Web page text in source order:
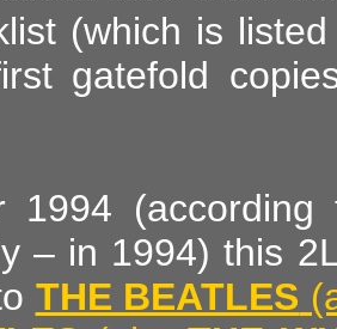
(which is
gatefold
1994
– in 1994) this
THE BEATLES